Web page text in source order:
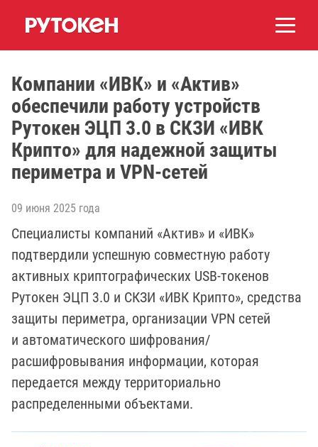
Компании «ИВК» и «Актив»
обеспечили работу устройств
Рутокен ЭЦП 3.0 в СКЗИ «ИВК
Крипто» для надежной защиты
периметра и VPN-сетей
09 июня 2025 года
Специалисты компаний «Актив» и «ИВК»
подтвердили успешную совместную работу
активных криптографических USB-токенов
Рутокен ЭЦП 3.0 и СКЗИ «ИВК Крипто», средства
защиты периметра, организации VPN сетей
и автоматического шифрования/
расшифровывания информации, которая
передается между территориально
распределенными объектами.